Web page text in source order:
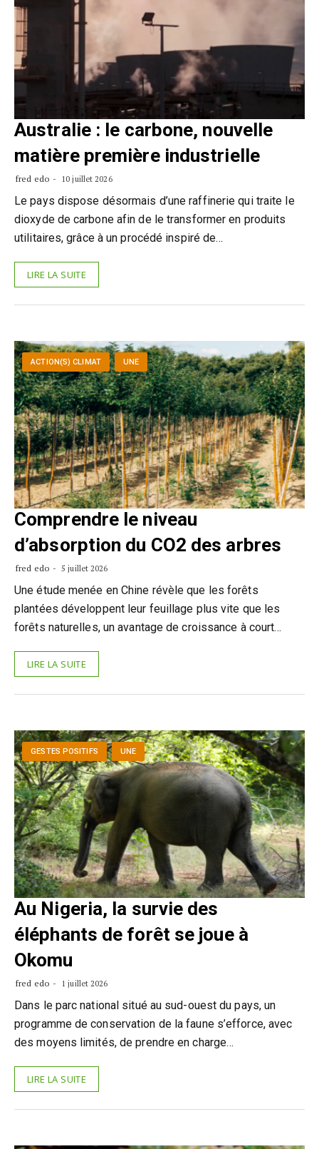
Australie : le carbone, nouvelle
matière première industrielle
fred edo 10 juillet 2026
Le pays dispose désormais d’une raffinerie qui traite le
dioxyde de carbone afin de le transformer en produits
utilitaires, grâce à un procédé inspiré de…
LIRE LA SUITE
ACTION(S) CLIMAT UNE
Comprendre le niveau
d’absorption du CO2 des arbres
fred edo 5 juillet 2026
Une étude menée en Chine révèle que les forêts
plantées développent leur feuillage plus vite que les
forêts naturelles, un avantage de croissance à court…
LIRE LA SUITE
GESTES POSITIFS UNE
Au Nigeria, la survie des
éléphants de forêt se joue à
Okomu
fred edo 1 juillet 2026
Dans le parc national situé au sud-ouest du pays, un
programme de conservation de la faune s’efforce, avec
des moyens limités, de prendre en charge…
LIRE LA SUITE